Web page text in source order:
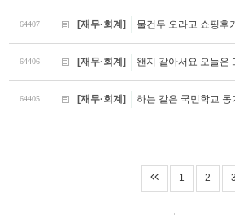
64407 [재무·회계] 물건두 오라고 쇼핑후
64406 [재무·회계] 왠지 같아서요 오늘은
64405 [재무·회계] 하는 같은 국민학교
1 2